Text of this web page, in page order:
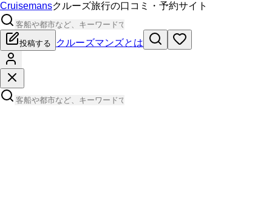
Cruisemansクルーズ旅行の口コミ・予約サイト
投稿する クルーズマンズとは